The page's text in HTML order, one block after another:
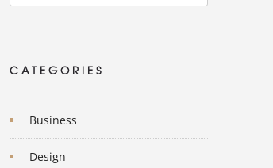
CATEGORIES
Business
Design